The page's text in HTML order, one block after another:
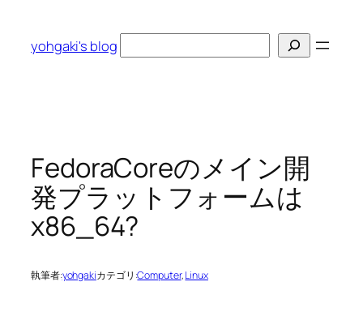
yohgaki's blog
索
FedoraCoreのメイン開
発プラットフォームは
x86_64?
執筆者:yohgakiカテゴリ:Computer, Linux